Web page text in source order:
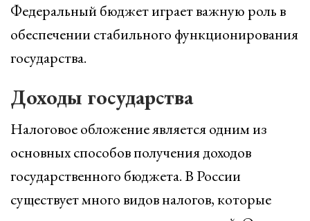
Федеральный бюджет играет важную роль в
обеспечении стабильного функционирования
государства.
Доходы государства
Налоговое обложение является одним из
основных способов получения доходов
государственного бюджета. В России
существует много видов налогов, которые